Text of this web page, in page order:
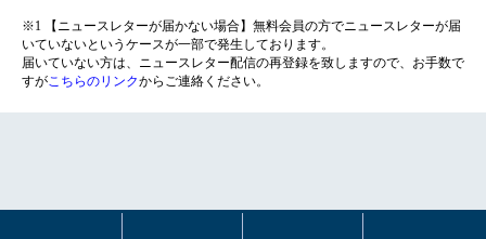
※1 【ニュースレターが届かない場合】無料会員の方でニュースレターが届
いていないというケースが一部で発生しております。
届いていない方は、ニュースレター配信の再登録を致しますので、お手数で
すがこちらのリンクからご連絡ください。